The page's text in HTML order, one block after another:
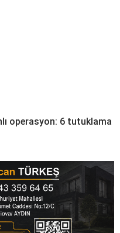
operasyon: 6 tutuklama